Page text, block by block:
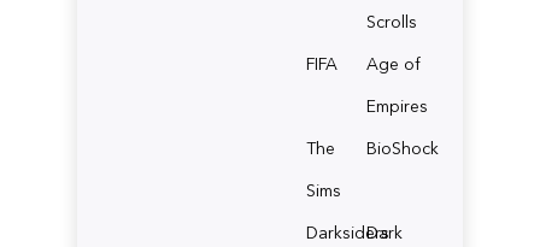
Scrolls
FIFA
Age of
Empires
The
Sims
BioShock
Darksiders
Dark